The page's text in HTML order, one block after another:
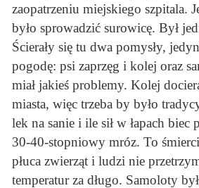
zaopatrzeniu miejskiego szpitala.
było sprowadzić surowicę. Był
Ścierały się tu dwa pomysły,
pogodę: psi zaprzęg i kolej oraz
miał jakieś problemy. Kolej
miasta, więc trzeba by było
lek na sanie i ile sił w łapach biec
30-40-stopniowy mróz. To
płuca zwierząt i ludzi nie
temperatur za długo. Samoloty